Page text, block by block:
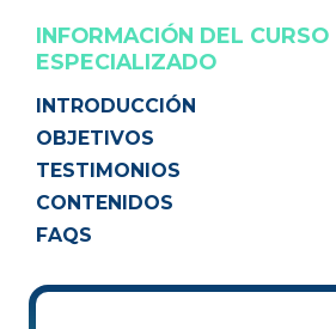
INFORMACIÓN DEL CURSO
ESPECIALIZADO
INTRODUCCIÓN
OBJETIVOS
TESTIMONIOS
CONTENIDOS
FAQS